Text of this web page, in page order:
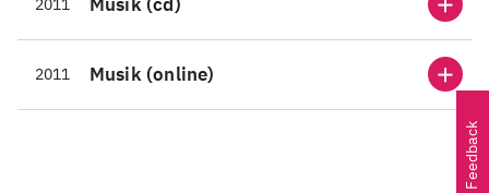
2011
2011 Musik (online)
Feedback